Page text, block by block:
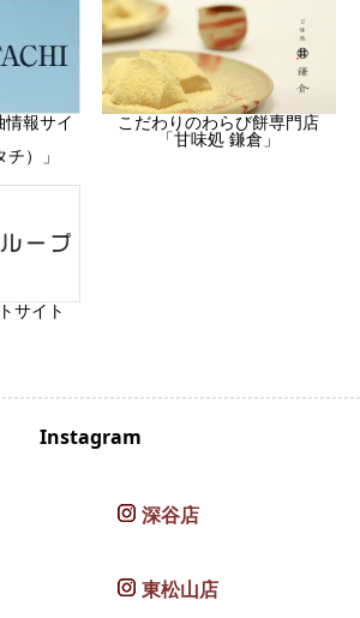
情報サイ
）」
こだわりのわらび餅専門店
「甘味処 鎌倉」
サイト
Instagram
深谷店
東松山店